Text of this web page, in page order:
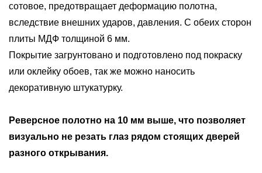
сотовое, предотвращает деформацию полотна,
вследствие внешних ударов, давления. С обеих сторон
плиты МДФ толщиной 6 мм.
Покрытие загрунтовано и подготовлено под покраску
или оклейку обоев, так же можно наносить
декоративную штукатурку.
Реверсное полотно на 10 мм выше, что позволяет
визуально не резать глаз рядом стоящих дверей
разного открывания.